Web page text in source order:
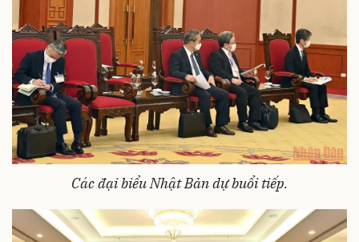
Các đại biểu Nhật Bản dự buổi tiếp.